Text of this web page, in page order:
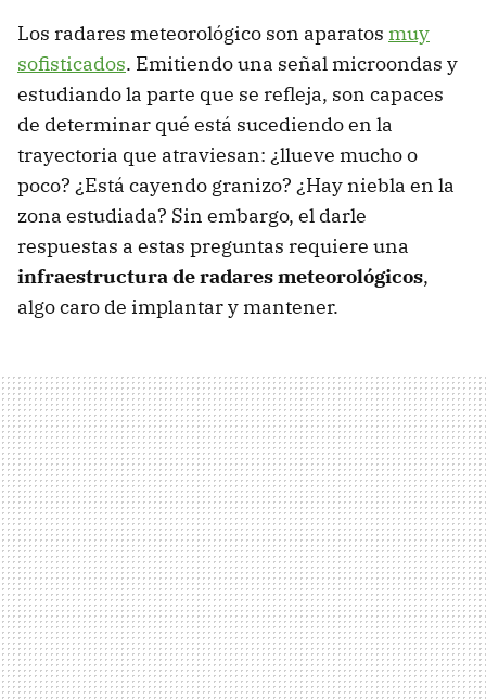
Los radares meteorológico son aparatos muy
sofisticados. Emitiendo una señal microondas y
estudiando la parte que se refleja, son capaces
de determinar qué está sucediendo en la
trayectoria que atraviesan: ¿llueve mucho o
poco? ¿Está cayendo granizo? ¿Hay niebla en la
zona estudiada? Sin embargo, el darle
respuestas a estas preguntas requiere una
infraestructura de radares meteorológicos,
algo caro de implantar y mantener.